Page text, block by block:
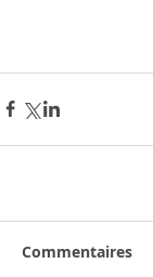
Commentaires